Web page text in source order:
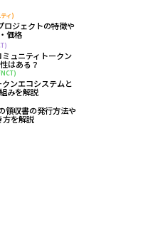
ィ)
ロジェクトの特徴や
価格
ュニティトークン
はある？
ンエコシステムと
みを解説
領収書の発行方法や
方を解説